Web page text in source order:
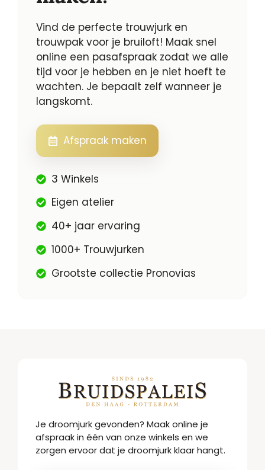
Vind de perfecte trouwjurk en
trouwpak voor je bruiloft! Maak snel
online een pasafspraak zodat we alle
tijd voor je hebben en je niet hoeft te
wachten. Je bepaalt zelf wanneer je
langskomt.
Afspraak maken
3 Winkels
Eigen atelier
40+ jaar ervaring
1000+ Trouwjurken
Grootste collectie Pronovias
Je droomjurk gevonden? Maak online je
afspraak in één van onze winkels en we
zorgen ervoor dat je droomjurk klaar hangt.